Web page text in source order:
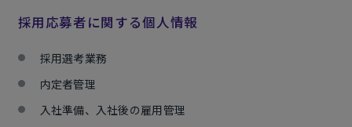
採用応募者に関する個人情報
採用選考業務
内定者管理
入社準備、入社後の雇用管理